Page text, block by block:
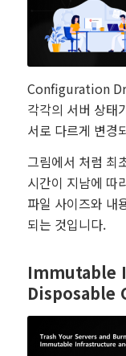
Configuration
각각의 서버 상태
서로 다르게 변경
그림에서 처럼 최
시간이 지남에 따
파일 사이즈와 내
되는 것입니다.
Immutable
Disposable